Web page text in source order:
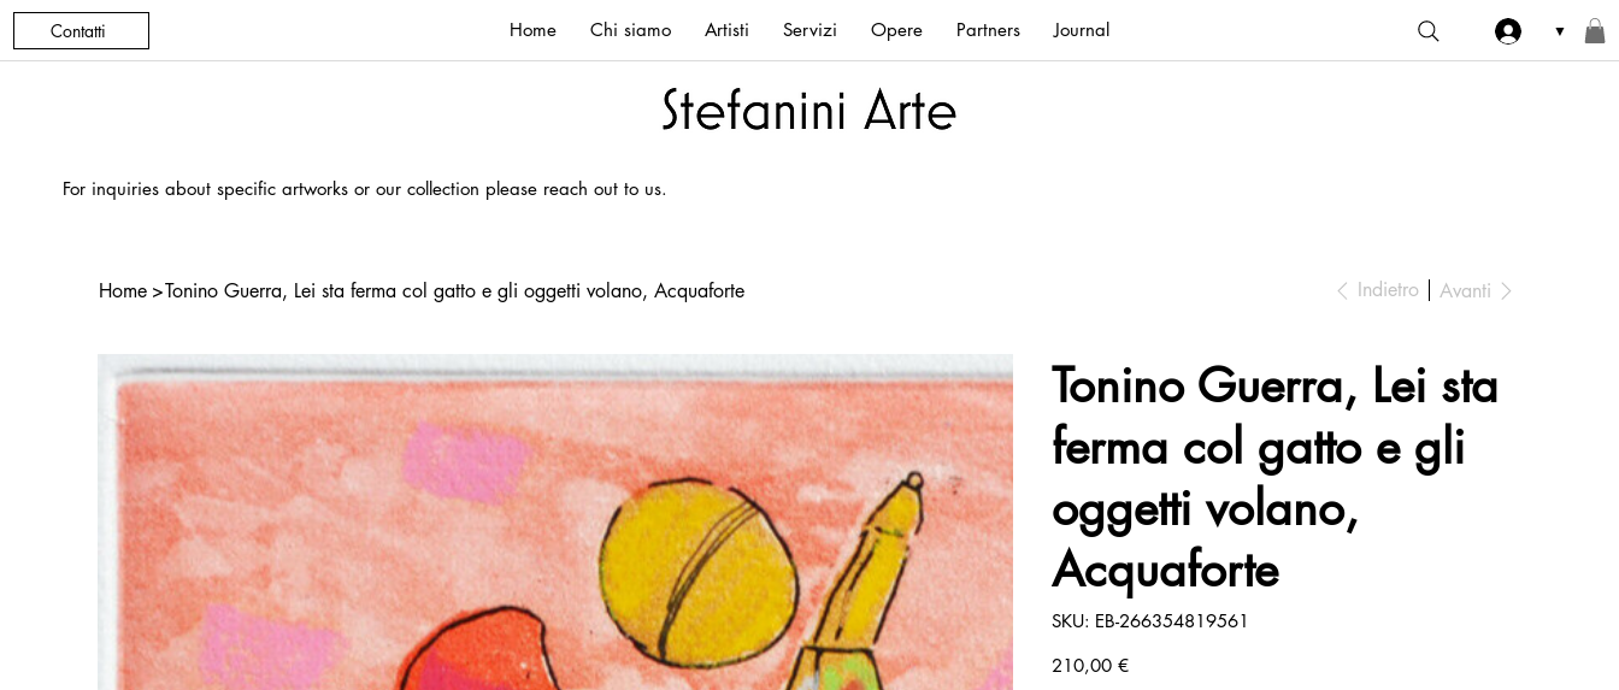
Contatti Home Chi siamo Artisti Servizi Opere Partners Journal ▼
For inquiries about specific artworks or our collection please reach out to us.
Home >Tonino Guerra, Lei sta ferma col gatto e gli oggetti volano, Acquaforte Indietro Avanti
Tonino Guerra, Lei sta
ferma col gatto e gli
oggetti volano,
Acquaforte
SKU:
SKU
EB-
EB-266354819561
Prezzo
210,00 €